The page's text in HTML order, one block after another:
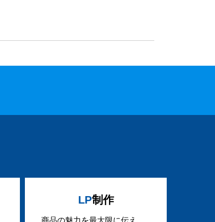
LP制作
商品の魅力を最大限に伝え、